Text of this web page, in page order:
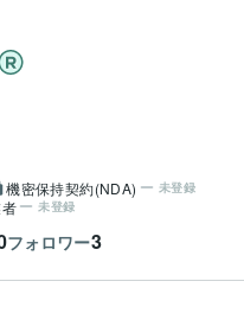
機密保持契約(NDA) 未登録
未登録
フォロワー3